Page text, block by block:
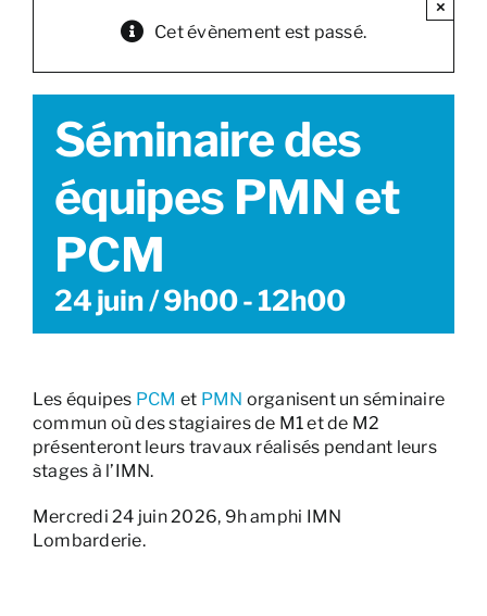
Cet évènement est passé.
×
Séminaire des
équipes PMN et
PCM
24 juin / 9h00-12h00
Les équipes PCM et PMN organisent un séminaire
commun où des stagiaires de M1 et de M2
présenteront leurs travaux réalisés pendant leurs
stages à l’IMN.
Mercredi 24 juin 2026, 9h amphi IMN
Lombarderie.